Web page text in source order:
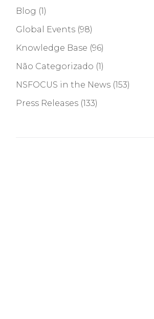
Blog (1)
Global Events (98)
Knowledge Base (96)
Não Categorizado (1)
NSFOCUS in the News (153)
Press Releases (133)